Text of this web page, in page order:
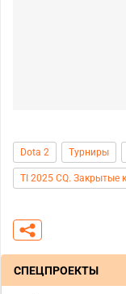
Dota 2 Турниры
TI 2025 CQ. Закрытые
СПЕЦПРОЕКТЫ